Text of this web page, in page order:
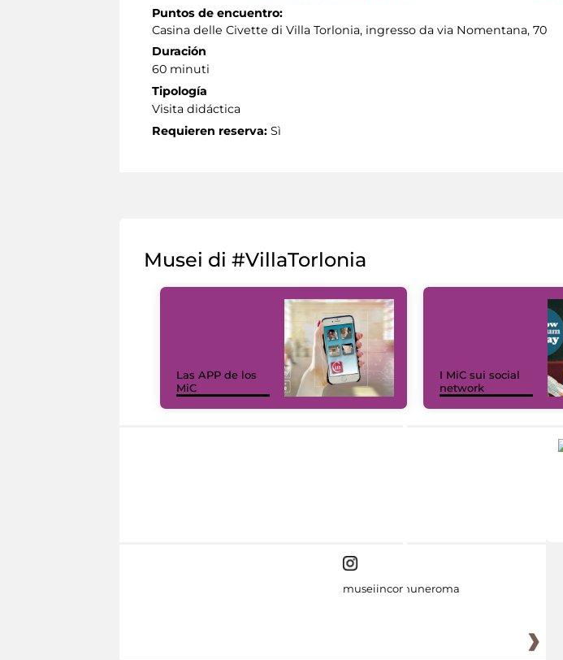
Puntos de encuentro:
Casina delle Civette di Villa Torlonia, ingresso da via Nomentana, 70
Duración
60 minuti
Tipología
Visita didáctica
Requieren reserva: Sì
Musei di #VillaTorlonia
Las APP de los
MiC
I MiC sui social
network
museiincomuneroma